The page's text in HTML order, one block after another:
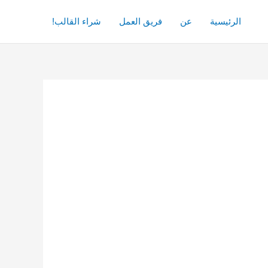
الرئيسية عن فريق العمل شراء القالب!